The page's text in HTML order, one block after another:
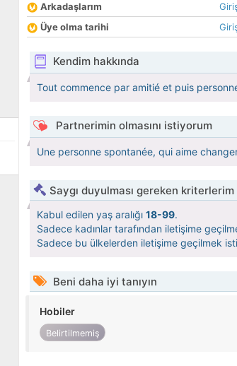
Arkadaşlarım
Üye olma tarihi
Kendim hakkında
Tout commence par amitié et puis
Partnerimin olmasını istiyorum
Une personne spontanée, qui aime
Saygı duyulması gereken kriterlerim
Kabul edilen yaş aralığı 18-99.
Sadece kadınlar tarafından iletişime
Sadece bu ülkelerden iletişime geçilmek
Beni daha iyi tanıyın
Hobiler
Belirtilmemiş